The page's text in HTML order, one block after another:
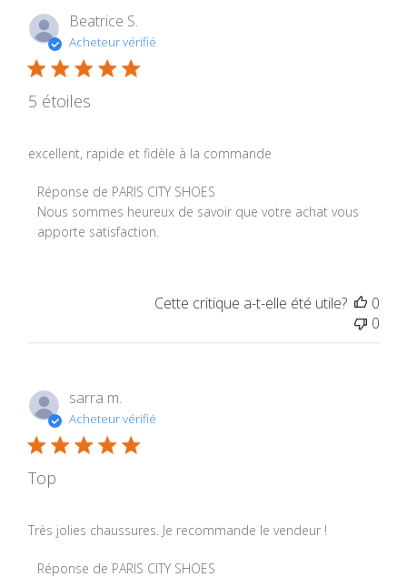
Beatrice S.
Acheteur vérifié
5 étoiles
excellent, rapide et fidèle à la commande
Commentaires du propriétaire du magasin sur l'examen
Réponse de PARIS CITY SHOES
Nous sommes heureux de savoir que votre achat vous
apporte satisfaction.
Cette critique a-t-elle été utile?
0
0
sarra m.
Acheteur vérifié
Top
Très jolies chaussures. Je recommande le vendeur !
Commentaires du propriétaire du magasin sur l'examen
Réponse de PARIS CITY SHOES